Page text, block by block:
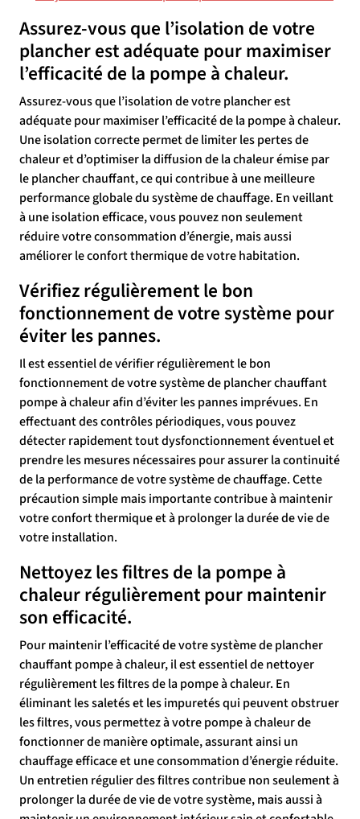
Assurez-vous que l’isolation de votre
plancher est adéquate pour maximiser
l’efficacité de la pompe à chaleur.
Assurez-vous que l’isolation de votre plancher est
adéquate pour maximiser l’efficacité de la pompe à chaleur.
Une isolation correcte permet de limiter les pertes de
chaleur et d’optimiser la diffusion de la chaleur émise par
le plancher chauffant, ce qui contribue à une meilleure
performance globale du système de chauffage. En veillant
à une isolation efficace, vous pouvez non seulement
réduire votre consommation d’énergie, mais aussi
améliorer le confort thermique de votre habitation.
Vérifiez régulièrement le bon
fonctionnement de votre système pour
éviter les pannes.
Il est essentiel de vérifier régulièrement le bon
fonctionnement de votre système de plancher chauffant
pompe à chaleur afin d’éviter les pannes imprévues. En
effectuant des contrôles périodiques, vous pouvez
détecter rapidement tout dysfonctionnement éventuel et
prendre les mesures nécessaires pour assurer la continuité
de la performance de votre système de chauffage. Cette
précaution simple mais importante contribue à maintenir
votre confort thermique et à prolonger la durée de vie de
votre installation.
Nettoyez les filtres de la pompe à
chaleur régulièrement pour maintenir
son efficacité.
Pour maintenir l’efficacité de votre système de plancher
chauffant pompe à chaleur, il est essentiel de nettoyer
régulièrement les filtres de la pompe à chaleur. En
éliminant les saletés et les impuretés qui peuvent obstruer
les filtres, vous permettez à votre pompe à chaleur de
fonctionner de manière optimale, assurant ainsi un
chauffage efficace et une consommation d’énergie réduite.
Un entretien régulier des filtres contribue non seulement à
prolonger la durée de vie de votre système, mais aussi à